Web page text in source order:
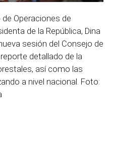
Operaciones de
de la República, Dina
sesión del Consejo de
detallado de la
así como las
a nivel nacional. Foto: